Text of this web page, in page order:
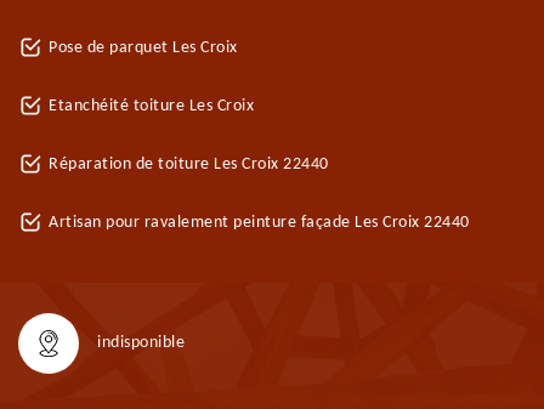
Pose de parquet Les Croix
Etanchéité toiture Les Croix
Réparation de toiture Les Croix 22440
Artisan pour ravalement peinture façade Les Croix 22440
indisponible